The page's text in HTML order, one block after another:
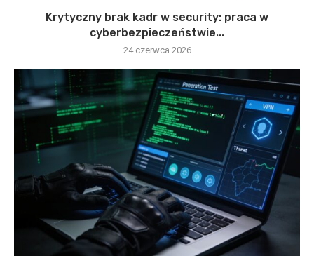
Krytyczny brak kadr w security: praca w
cyberbezpieczeństwie...
24 czerwca 2026